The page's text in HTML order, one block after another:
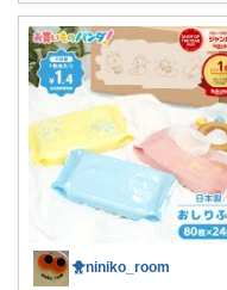
🐥niniko_room